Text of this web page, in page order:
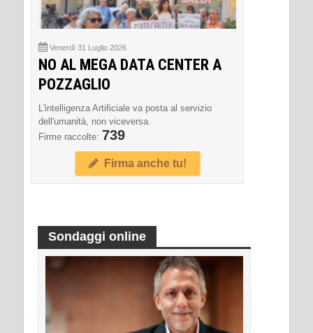
Venerdì 31 Luglio 2026
NO AL MEGA DATA CENTER A
POZZAGLIO
L'intelligenza Artificiale va posta al servizio
dell'umanità, non viceversa.
Firme raccolte: 739
Firma anche tu!
Sondaggi online